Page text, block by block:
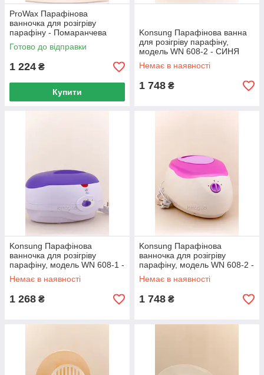
ProWax Парафінова
ванночка для розігріву
парафіну - Помаранчева
Готово до відправки
1 224 ₴
Купити
Konsung Парафінова ванна
для розігріву парафіну,
модель WN 608-2 - СИНЯ
Немає в наявності
1 748 ₴
Konsung Парафінова
ванночка для розігріву
парафіну, модель WN 608-1 -
БУЗКОВА
Немає в наявності
1 268 ₴
Konsung Парафінова
ванночка для розігріву
парафіну, модель WN 608-2 -
РОЖЕВА
Немає в наявності
1 748 ₴